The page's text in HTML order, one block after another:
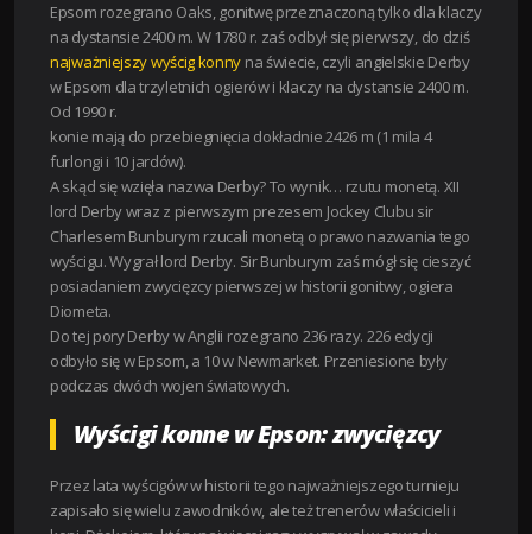
Epsom rozegrano Oaks, gonitwę przeznaczoną tylko dla klaczy
na dystansie 2400 m. W 1780 r. zaś odbył się pierwszy, do dziś
najważniejszy wyścig konny na świecie, czyli angielskie Derby
w Epsom dla trzyletnich ogierów i klaczy na dystansie 2400 m.
Od 1990 r.
konie mają do przebiegnięcia dokładnie 2426 m (1 mila 4
furlongi i 10 jardów).
A skąd się wzięła nazwa Derby? To wynik… rzutu monetą. XII
lord Derby wraz z pierwszym prezesem Jockey Clubu sir
Charlesem Bunburym rzucali monetą o prawo nazwania tego
wyścigu. Wygrał lord Derby. Sir Bunburym zaś mógł się cieszyć
posiadaniem zwycięzcy pierwszej w historii gonitwy, ogiera
Diometa.
Do tej pory Derby w Anglii rozegrano 236 razy. 226 edycji
odbyło się w Epsom, a 10 w Newmarket. Przeniesione były
podczas dwóch wojen światowych.
Wyścigi konne w Epson: zwycięzcy
Przez lata wyścigów w historii tego najważniejszego turnieju
zapisało się wielu zawodników, ale też trenerów właścicieli i